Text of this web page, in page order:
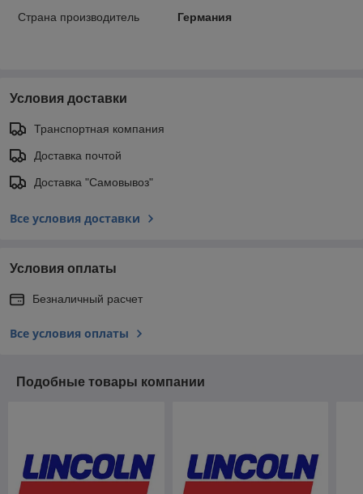
Страна производитель
Германия
Условия доставки
Транспортная компания
Доставка почтой
Доставка "Самовывоз"
Все условия доставки
Условия оплаты
Безналичный расчет
Все условия оплаты
Подобные товары компании